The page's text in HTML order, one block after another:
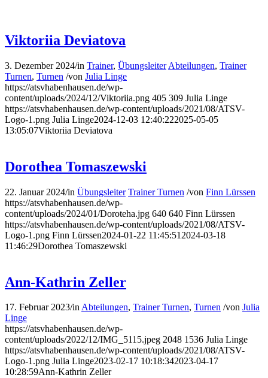
Viktoriia Deviatova
3. Dezember 2024/in Trainer, Übungsleiter Abteilungen, Trainer
Turnen, Turnen /von Julia Linge
https://atsvhabenhausen.de/wp-
content/uploads/2024/12/Viktoriia.png 405 309 Julia Linge
https://atsvhabenhausen.de/wp-content/uploads/2021/08/ATSV-
Logo-1.png Julia Linge2024-12-03 12:40:222025-05-05
13:05:07Viktoriia Deviatova
Dorothea Tomaszewski
22. Januar 2024/in Übungsleiter Trainer Turnen /von Finn Lürssen
https://atsvhabenhausen.de/wp-
content/uploads/2024/01/Doroteha.jpg 640 640 Finn Lürssen
https://atsvhabenhausen.de/wp-content/uploads/2021/08/ATSV-
Logo-1.png Finn Lürssen2024-01-22 11:45:51 2024-03-18
11:46:29Dorothea Tomaszewski
Ann-Kathrin Zeller
17. Februar 2023/inAbteilungen, Trainer Turnen, Turnen /von Julia
Linge
https://atsvhabenhausen.de/wp-
content/uploads/2022/12/IMG_5115.jpeg 2048 1536 Julia Linge
https://atsvhabenhausen.de/wp-content/uploads/2021/08/ATSV-
Logo-1.png Julia Linge2023-02-17 10:18:342023-04-17
10:28:59Ann-Kathrin Zeller